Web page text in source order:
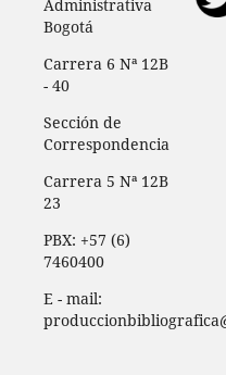
Administrativa
Bogotá
Carrera 6 Nª 12B
- 40
Sección de
Correspondencia
Carrera 5 Nª 12B
23
PBX: +57 (6)
7460400
E - mail: